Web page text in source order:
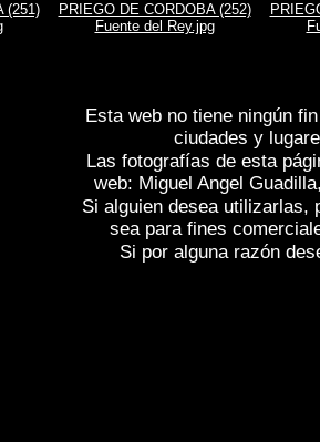
(251)
PRIEGO DE CORDOBA (252)
Fuente del Rey.jpg
Esta web no tiene ningún
ciudades y
Las fotografías de esta
web: Miguel Angel
Si alguien desea utilizarlas,
sea para fines
Si por alguna razón